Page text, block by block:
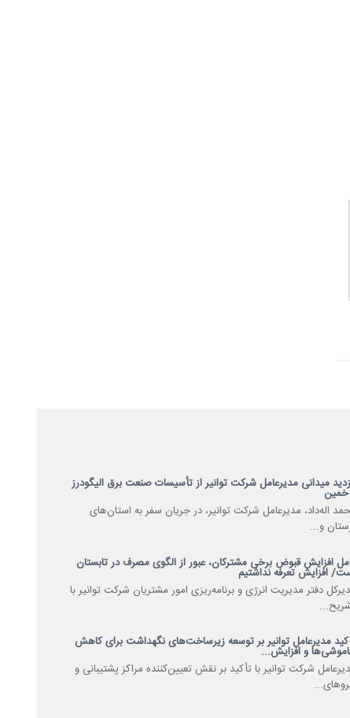
میدانی مدیرعامل شرکت توانیر از تأسیسات صنعت برق الیگودرز
اله‌داد، مدیرعامل شرکت توانیر، در جریان سفر به استان‌های
و...
افزایش قبوض برخی مشترکان، عبور از الگوی مصرف در تابستان
افزایش تعرفه نداشتیم
دفتر مدیریت انرژی و برنامه‌ریزی امور مشتریان شرکت توانیر با
مدیرعامل توانیر بر توسعه زیرساخت‌های نگهداشت برای کاهش
و افزایش...
شرکت توانیر با تأکید بر نقش تعیین‌کننده مراکز پشتیبانی و